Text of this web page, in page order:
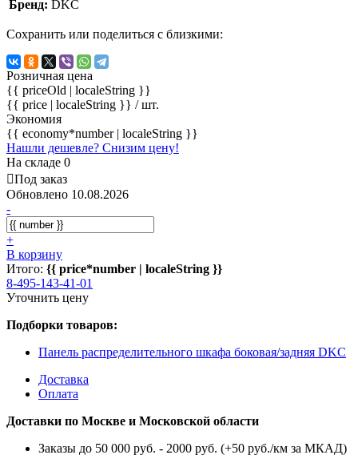
Бренд: DKC
Сохранить или поделиться с близкими:
Розничная цена
{{ priceOld | localeString }}
{{ price | localeString }} / шт.
Экономия
{{ economy*number | localeString }}
Нашли дешевле? Снизим цену!
На складе 0
Под заказ
Обновлено 10.08.2026
-
+
В корзину
Итого: {{ price*number | localeString }}
8-495-143-41-01
Уточнить цену
Подборки товаров:
Панель распределительного шкафа боковая/задняя DKC
Доставка
Оплата
Доставки по Москве и Московской области
Заказы до 50 000 руб. - 2000 руб. (+50 руб./км за МКАД)